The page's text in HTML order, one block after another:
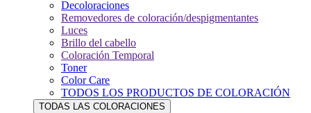
Decoloraciones
Removedores de coloración/despigmentantes
Luces
Brillo del cabello
Coloración Temporal
Toner
Color Care
TODOS LOS PRODUCTOS DE COLORACIÓN
TODAS LAS COLORACIONES